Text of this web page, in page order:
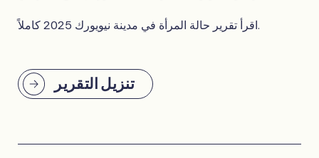
اقرأ تقرير حالة المرأة في مدينة نيويورك 2025 كاملاً.
تنزيل التقرير